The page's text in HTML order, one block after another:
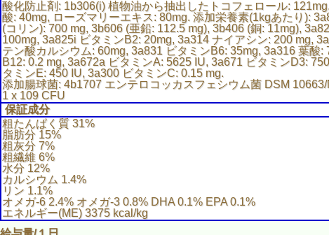
酸化防止剤: 1b306(i) 植物油から抽出したトコフェロール:
酸: 40mg, ローズマリーエキス: 80mg. 添加栄養素(1kgあたり):
(コリン): 700 mg, 3b606 (亜鉛: 112.5 mg), 3b406 (銅: 11mg),
100mg, 3a825i ビタミンB2: 20mg, 3a314 ナイアシン: 200 mg,
テン酸カルシウム: 60mg, 3a831 ビタミンB6: 35mg, 3a316 葉酸:
B12: 0.2 mg, 3a672a ビタミンA: 5625 IU, 3a671 ビタミンD3:
タミンE: 450 IU, 3a300 ビタミンC: 0.15 mg.
添加腸球菌: 4b1707 エンテロコッカスフェシウム菌 DSM
1 x 109 CFU
保証成分
粗たんぱく質 31%
脂肪分 15%
粗灰分 7%
粗繊維 6%
水分 12%
カルシウム 1.4%
リン 1.1%
オメガ-6 2.4% オメガ-3 0.8% DHA 0.1% EPA 0.1%
エネルギー(ME) 3375 kcal/kg